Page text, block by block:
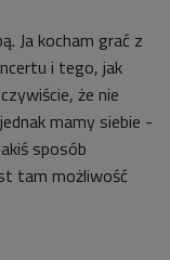
Ja kocham grać z
i tego, jak
że nie
mamy siebie -
sposób
tam możliwość